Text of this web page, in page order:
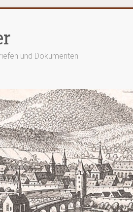
und Dokumenten